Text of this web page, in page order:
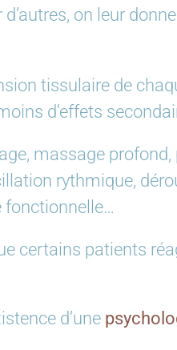
on leur
tissulaire de
d’effets
massage
rythmique,
fonctionnelle…
certains patients
d’une